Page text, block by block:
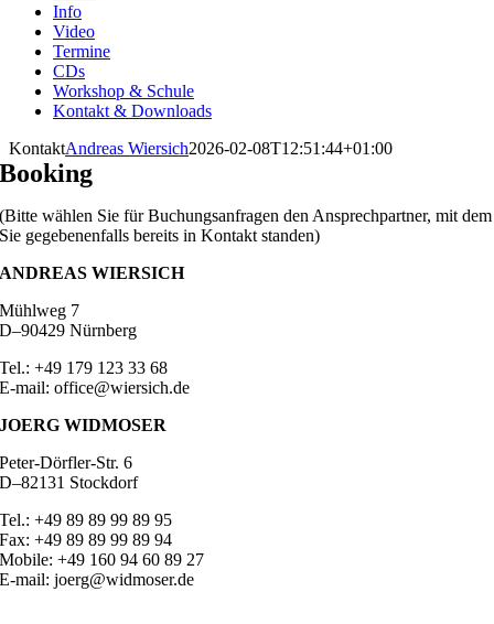
Info
Video
Termine
CDs
Workshop & Schule
Kontakt & Downloads
KontaktAndreas Wiersich2026-02-08T12:51:44+01:00
Booking
(Bitte wählen Sie für Buchungsanfragen den Ansprechpartner, mit dem
Sie gegebenenfalls bereits in Kontakt standen)
ANDREAS WIERSICH
Mühlweg 7
D–90429 Nürnberg
Tel.: +49 179 123 33 68
E-mail: office@wiersich.de
JOERG WIDMOSER
Peter-Dörfler-Str. 6
D–82131 Stockdorf
Tel.: +49 89 89 99 89 95
Fax: +49 89 89 99 89 94
Mobile: +49 160 94 60 89 27
E-mail: joerg@widmoser.de